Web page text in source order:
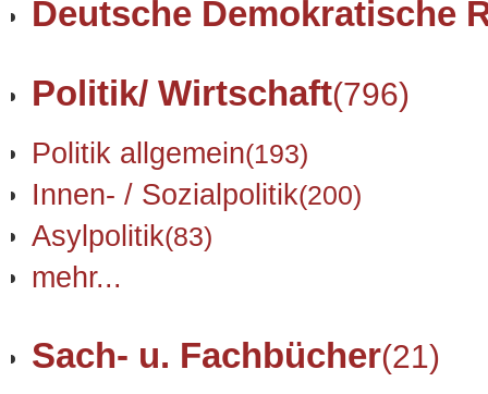
Deutsche Demokratische
Politik/ Wirtschaft(796)
Politik allgemein(193)
Innen- / Sozialpolitik(200)
Asylpolitik(83)
mehr...
Sach- u. Fachbücher(21)